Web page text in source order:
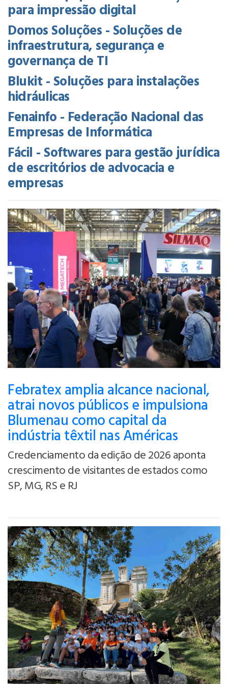
para impressão digital
Domos Soluções - Soluções de
infraestrutura, segurança e
governança de TI
Blukit - Soluções para instalações
hidráulicas
Fenainfo - Federação Nacional das
Empresas de Informática
Fácil - Softwares para gestão jurídica
de escritórios de advocacia e
empresas
Febratex amplia alcance nacional,
atrai novos públicos e impulsiona
Blumenau como capital da
indústria têxtil nas Américas
Credenciamento da edição de 2026 aponta
crescimento de visitantes de estados como
SP, MG, RS e RJ